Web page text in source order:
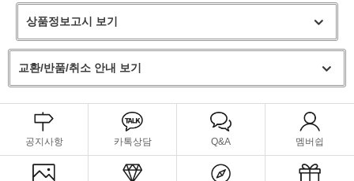
상품정보고시 보기
교환/반품/취소 안내 보기
공지사항 카톡상담 Q&A 멤버쉽